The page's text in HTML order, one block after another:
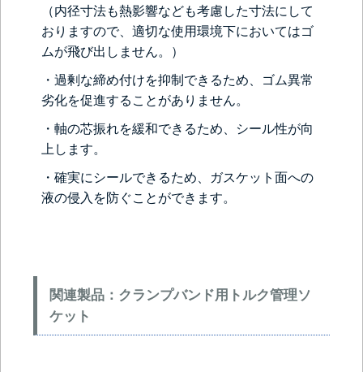
（内径寸法も熱影響なども考慮した寸法にして
おりますので、適切な使用環境下においてはゴ
ムが飛び出しません。）
・過剰な締め付けを抑制できるため、ゴム異常
劣化を促進することがありません。
・軸の芯振れを緩和できるため、シール性が向
上します。
・確実にシールできるため、ガスケット面への
液の侵入を防ぐことができます。
関連製品：クランプバンド用トルク管理ソ
ケット